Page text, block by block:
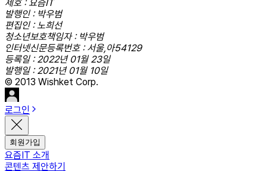
제호 : 요즘IT
발행인 : 박우범
편집인 : 노희선
청소년보호책임자 : 박우범
인터넷신문등록번호 : 서울,아54129
등록일 : 2022년 01월 23일
발행일 : 2021년 01월 10일
© 2013 Wishket Corp.
로그인
회원가입
요즘IT 소개
콘텐츠 제안하기